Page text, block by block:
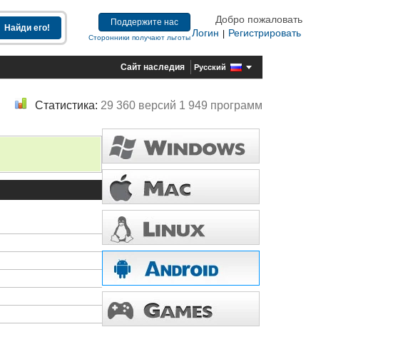
Поддержите нас
Сторонники получают льготы
Добро пожаловать
Логин
Регистрировать
Сайт наследия Русский
Статистика: 29 360 версий 1 949 программ